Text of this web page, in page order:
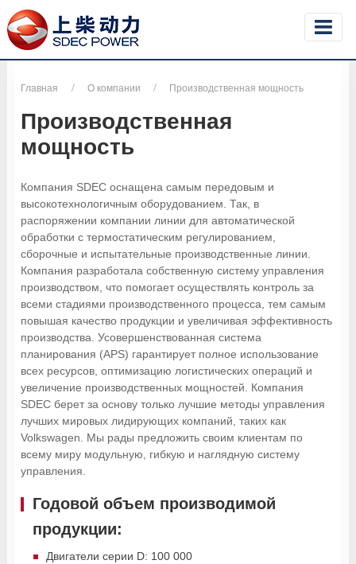
Главная О компании Производственная мощность
Производственная
мощность
Компания SDEC оснащена самым передовым и
высокотехнологичным оборудованием. Так, в
распоряжении компании линии для автоматической
обработки с термостатическим регулированием,
сборочные и испытательные производственные линии.
Компания разработала собственную систему управления
производством, что помогает осуществлять контроль за
всеми стадиями производственного процесса, тем самым
повышая качество продукции и увеличивая эффективность
производства. Усовершенствованная система
планирования (APS) гарантирует полное использование
всех ресурсов, оптимизацию логистических операций и
увеличение производственных мощностей. Компания
SDEC берет за основу только лучшие методы управления
лучших мировых лидирующих компаний, таких как
Volkswagen. Мы рады предложить своим клиентам по
всему миру модульную, гибкую и наглядную систему
управления.
Годовой объем производимой
продукции:
Двигатели серии D: 100 000